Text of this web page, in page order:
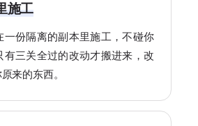
施工
一份隔离的副本里施工，不碰你
有三关全过的改动才搬进来，改
来的东西。